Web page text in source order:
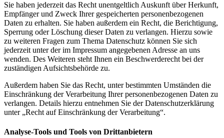
Sie haben jederzeit das Recht unentgeltlich Auskunft über Herkunft,
Empfänger und Zweck Ihrer gespeicherten personenbezogenen
Daten zu erhalten. Sie haben außerdem ein Recht, die Berichtigung,
Sperrung oder Löschung dieser Daten zu verlangen. Hierzu sowie
zu weiteren Fragen zum Thema Datenschutz können Sie sich
jederzeit unter der im Impressum angegebenen Adresse an uns
wenden. Des Weiteren steht Ihnen ein Beschwerderecht bei der
zuständigen Aufsichtsbehörde zu.
Außerdem haben Sie das Recht, unter bestimmten Umständen die
Einschränkung der Verarbeitung Ihrer personenbezogenen Daten zu
verlangen. Details hierzu entnehmen Sie der Datenschutzerklärung
unter „Recht auf Einschränkung der Verarbeitung“.
Analyse-Tools und Tools von Drittanbietern